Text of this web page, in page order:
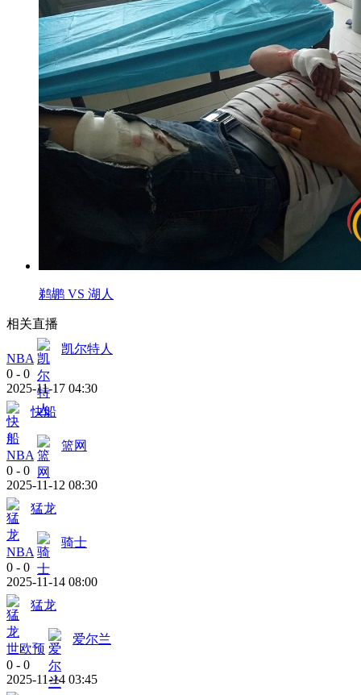
鹈鹕 VS 湖人
相关直播
NBA
凯尔特人
0 - 0
2025-11-17 04:30
快船
NBA
篮网
0 - 0
2025-11-12 08:30
猛龙
NBA
骑士
0 - 0
2025-11-14 08:00
猛龙
世欧预
爱尔兰
0 - 0
2025-11-14 03:45